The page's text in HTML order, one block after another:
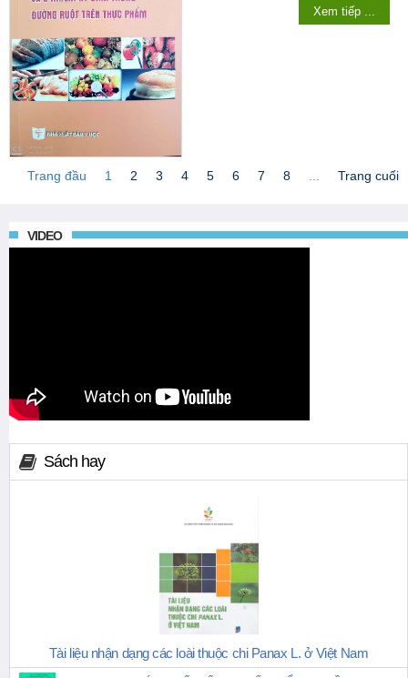
Xem tiếp ...
Trang đầu 1 2 3 4 5 6 7 8 Trang cuối
VIDEO
Sách hay
Tài liệu nhận dạng các loài thuộc chi Panax L. ở Việt Nam